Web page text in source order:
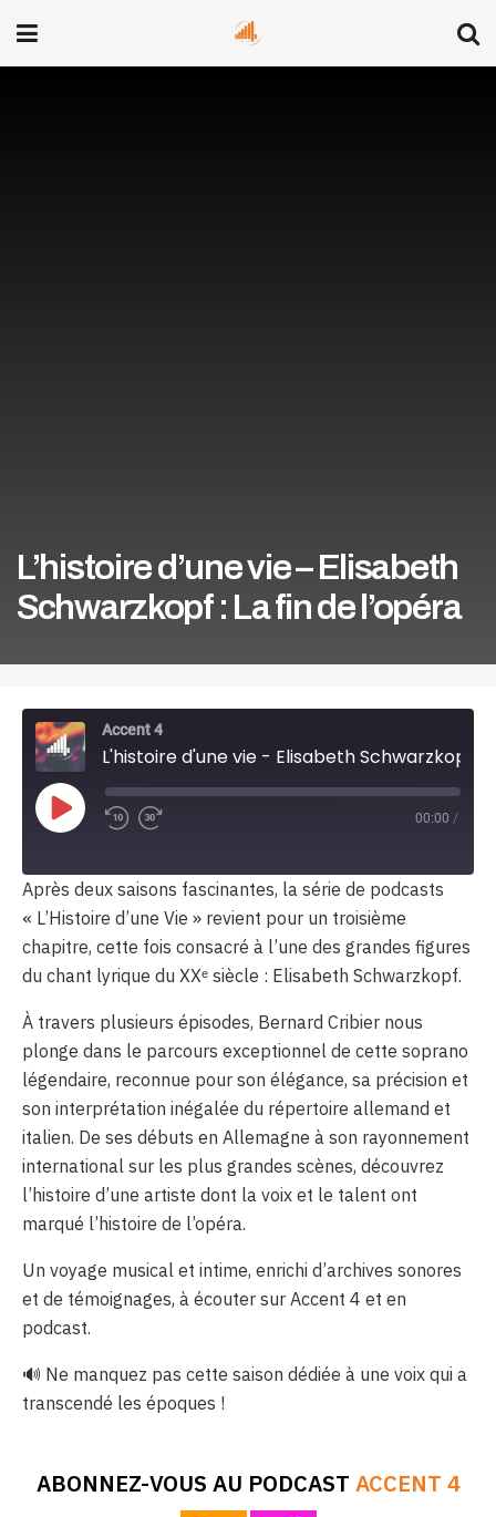
L’histoire d’une vie – Elisabeth
Schwarzkopf : La fin de l’opéra
Accent 4
Play
Episode
00:00 /
Après deux saisons fascinantes, la série de podcasts
« L’Histoire d’une Vie » revient pour un troisième
chapitre, cette fois consacré à l’une des grandes figures
du chant lyrique du XXᵉ siècle : Elisabeth Schwarzkopf.
À travers plusieurs épisodes, Bernard Cribier nous
plonge dans le parcours exceptionnel de cette soprano
légendaire, reconnue pour son élégance, sa précision et
son interprétation inégalée du répertoire allemand et
italien. De ses débuts en Allemagne à son rayonnement
international sur les plus grandes scènes, découvrez
l’histoire d’une artiste dont la voix et le talent ont
marqué l’histoire de l’opéra.
Un voyage musical et intime, enrichi d’archives sonores
et de témoignages, à écouter sur Accent 4 et en
podcast.
🔊 Ne manquez pas cette saison dédiée à une voix qui a
transcendé les époques !
ABONNEZ-VOUS AU PODCAST ACCENT 4